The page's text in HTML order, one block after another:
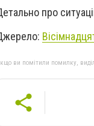
про
ви помітили помилку,